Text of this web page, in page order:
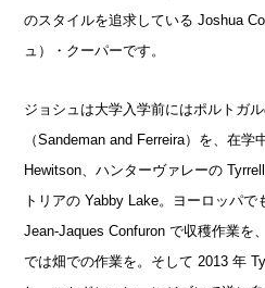
のスタイルを追求している Joshua
ュ）・クーパーです。
ジョシュは大学入学前にはポルトガ
（Sandeman and Ferreira）を、在
Hewitson、ハンターヴァレーの
トリアの Yabby Lake。ヨーロッパで
Jean-Jaques Confuron で収穫作業を
では畑での作業を。そして 2013 年